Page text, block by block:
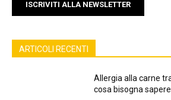
ISCRIVITI ALLA NEWSLETTER
ARTICOLI RECENTI
Allergia alla carne
cosa bisogna sapere